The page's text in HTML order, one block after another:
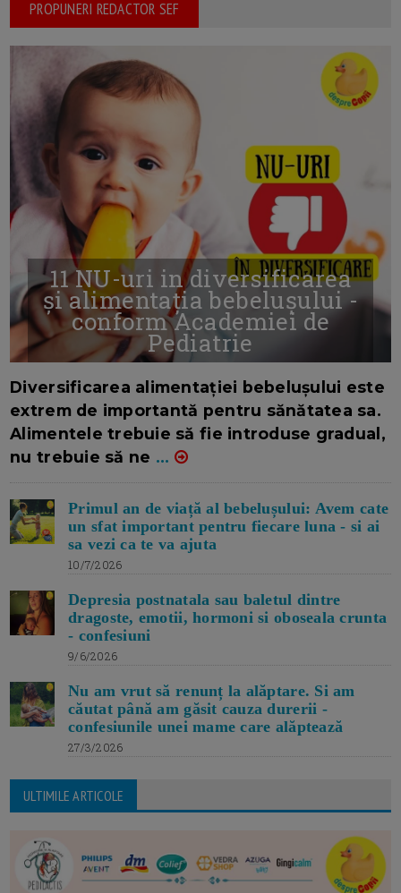
PROPUNERI REDACTOR SEF
11 NU-uri in diversificarea
și alimentația bebelușului -
conform Academiei de
Pediatrie
Diversificarea alimentației bebelușului este
extrem de importantă pentru sănătatea sa.
Alimentele trebuie să fie introduse gradual,
nu trebuie să ne ...
Primul an de viață al bebelușului: Avem cate
un sfat important pentru fiecare luna - si ai
sa vezi ca te va ajuta
10/7/2026
Depresia postnatala sau baletul dintre
dragoste, emotii, hormoni si oboseala crunta
- confesiuni
9/6/2026
Nu am vrut să renunț la alăptare. Si am
căutat până am găsit cauza durerii -
confesiunile unei mame care alăptează
27/3/2026
ULTIMILE ARTICOLE